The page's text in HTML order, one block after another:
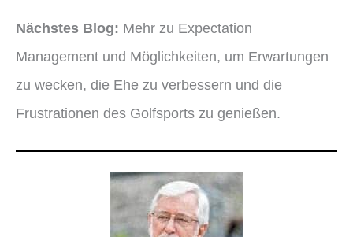
Nächstes Blog: Mehr zu Expectation
Management und Möglichkeiten, um Erwartungen
zu wecken, die Ehe zu verbessern und die
Frustrationen des Golfsports zu genießen.